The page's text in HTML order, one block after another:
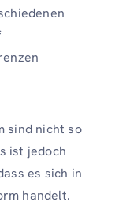
sind nicht so
ist jedoch
es sich in
handelt.